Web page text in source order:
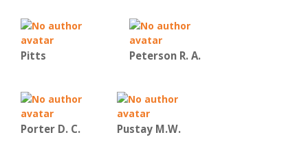
Pitts Peterson R. A.
Porter D. C. Pustay M.W.